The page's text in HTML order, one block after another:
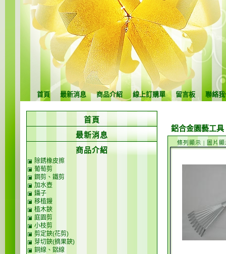
首頁 最新消息 商品介紹 線上訂購單 留言板 聯絡
鋁合金園藝工具
條列顯示 | 圖片顯
首頁
最新消息
商品介紹
除銹橡皮擦
葡萄剪
鋼剪、鐵剪
加水壺
鑷子
移植鏝
植木鋏
庭園剪
小枝剪
剪定鋏(花剪)
芽切鋏(摘果鋏)
銅線、鋁線